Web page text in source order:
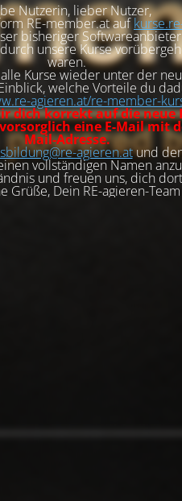
Nutzerin, lieber Nutzer,
RE-member.at auf
bisheriger
unsere Kurse
waren.
Kurse wieder unter der
welche Vorteile du
agieren.at/re-member-
dich korrekt auf die
eine E-Mail mit
Mail-Adresse.
agieren.atund
vollständigen Namen
und freuen uns, dich
Grüße, Dein RE-agieren-Team